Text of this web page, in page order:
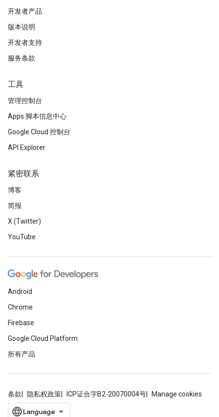
开发者产品
版本说明
开发者支持
服务条款
工具
管理控制台
Apps 脚本信息中心
Google Cloud 控制台
API Explorer
紧密联系
博客
简报
X (Twitter)
YouTube
Android
Chrome
Firebase
Google Cloud Platform
所有产品
条款 隐私权政策 ICP证合字B2-20070004号 Manage cookies